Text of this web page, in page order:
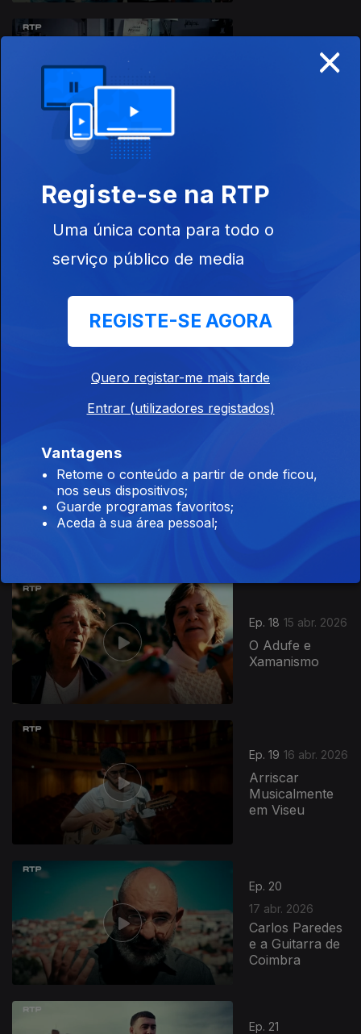
Avós e Netos
13 abr. 2026
Adufe
Ep. 17 14 abr. 2026
Ep. 18 15 abr. 2026
O Adufe e
Xamanismo
Ep. 19 16 abr. 2026
Arriscar
Musicalmente
em Viseu
Ep. 20
17 abr. 2026
Carlos Paredes
e a Guitarra de
Coimbra
Ep. 21
923688
×
Registe-se na RTP
Uma única conta para todo o
serviço público de media
REGISTE-SE AGORA
Quero registar-me mais tarde
Entrar (utilizadores registados)
Vantagens
Retome o conteúdo a partir de onde ficou,
nos seus dispositivos;
Guarde programas favoritos;
Aceda à sua área pessoal;